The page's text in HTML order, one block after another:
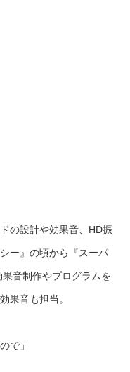
の設計や効果音、HD振
ー』の頃から『スーパ
音制作やプログラムを
果音も担当。
で」